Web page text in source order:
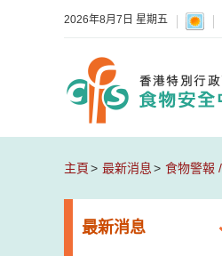
2026年8月7日 星期五
主頁 最新消息 食物警報
最新消息